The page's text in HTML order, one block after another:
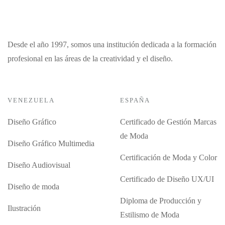
Desde el año 1997, somos una institución dedicada a la formación
profesional en las áreas de la creatividad y el diseño.
VENEZUELA
Diseño Gráfico
Diseño Gráfico Multimedia
Diseño Audiovisual
Diseño de moda
Ilustración
ESPAÑA
Certificado de Gestión Marcas
de Moda
Certificación de Moda y Color
Certificado de Diseño UX/UI
Diploma de Producción y
Estilismo de Moda